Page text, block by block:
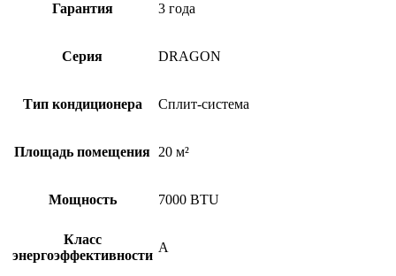
Гарантия 3 года
Серия DRAGON
Тип кондиционера Сплит-система
Площадь помещения 20 м²
Мощность 7000 BTU
Класс
энергоэффективности
А